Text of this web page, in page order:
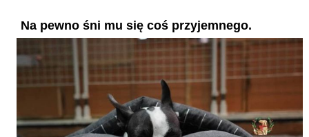
Na pewno śni mu się coś przyjemnego.